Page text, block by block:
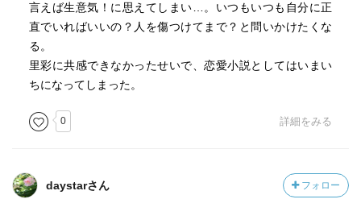
言えば生意気！に思えてしまい…。いつもいつも自分に正
直でいればいいの？人を傷つけてまで？と問いかけたくな
る。
里彩に共感できなかったせいで、恋愛小説としてはいまい
ちになってしまった。
0 詳細をみる
daystarさん フォロー